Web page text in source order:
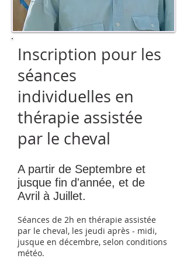
Inscription pour les
séances
individuelles en
thérapie assistée
par le cheval
A partir de Septembre et
jusque fin d'année, et de
Avril à Juillet.
Séances de 2h en thérapie assistée
par le cheval, les jeudi après - midi,
jusque en décembre, selon conditions
météo.